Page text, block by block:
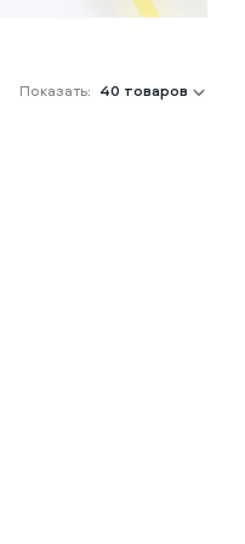
Показать: 40 товаров